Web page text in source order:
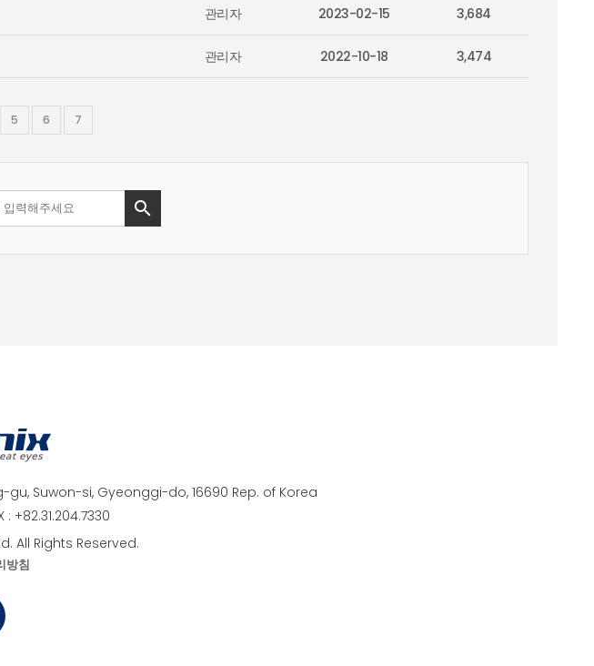
관리자 2023-02-15 3,684
관리자 2022-10-18 3,474
5 6 7

Suwon-si, Gyeonggi-do, 16690 Rep. of Korea
: +82.31.204.7330
All Rights Reserved.
방침